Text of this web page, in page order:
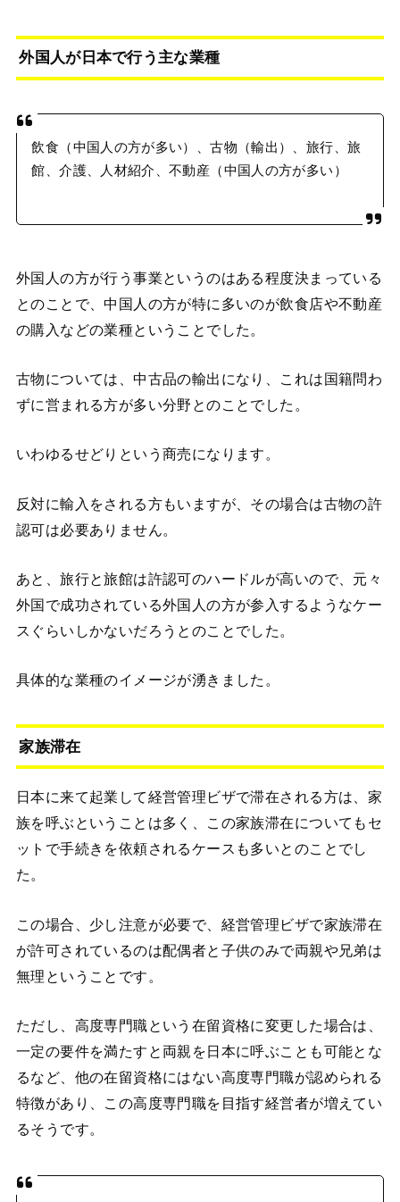
外国人が日本で行う主な業種
飲食（中国人の方が多い）、古物（輸出）、旅行、旅
館、介護、人材紹介、不動産（中国人の方が多い）
外国人の方が行う事業というのはある程度決まっている
とのことで、中国人の方が特に多いのが飲食店や不動産
の購入などの業種ということでした。
古物については、中古品の輸出になり、これは国籍問わ
ずに営まれる方が多い分野とのことでした。
いわゆるせどりという商売になります。
反対に輸入をされる方もいますが、その場合は古物の許
認可は必要ありません。
あと、旅行と旅館は許認可のハードルが高いので、元々
外国で成功されている外国人の方が参入するようなケー
スぐらいしかないだろうとのことでした。
具体的な業種のイメージが湧きました。
家族滞在
日本に来て起業して経営管理ビザで滞在される方は、家
族を呼ぶということは多く、この家族滞在についてもセ
ットで手続きを依頼されるケースも多いとのことでし
た。
この場合、少し注意が必要で、経営管理ビザで家族滞在
が許可されているのは配偶者と子供のみで両親や兄弟は
無理ということです。
ただし、高度専門職という在留資格に変更した場合は、
一定の要件を満たすと両親を日本に呼ぶことも可能とな
るなど、他の在留資格にはない高度専門職が認められる
特徴があり、この高度専門職を目指す経営者が増えてい
るそうです。